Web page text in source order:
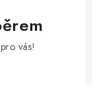
vás!